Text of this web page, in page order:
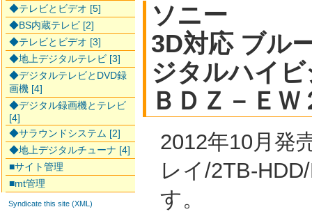
ソニー
3D対応 ブル
ジタルハイ
ＢＤＺ－ＥＷ
2012年10月発
レイ/2TB-
す。
◆テレビとビデオ [5]
◆BS内蔵テレビ [2]
◆テレビとビデオ [3]
◆地上デジタルテレビ [3]
◆デジタルテレビとDVD録
画機 [4]
◆デジタル録画機とテレビ
[4]
◆サラウンドシステム [2]
◆地上デジタルチューナ [4]
■サイト管理
■mt管理
Syndicate this site (XML)